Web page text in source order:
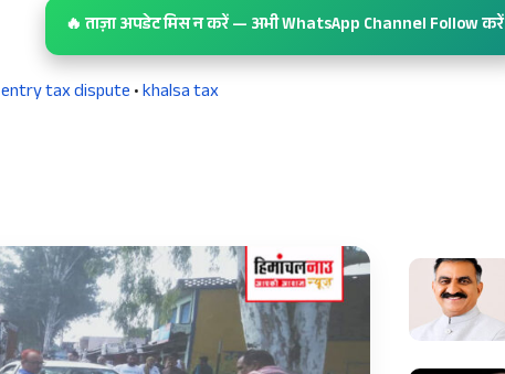
🔥 ताज़ा अपडेट मिस न करें — अभी WhatsApp Channel Follow करें
entry tax dispute•khalsa tax